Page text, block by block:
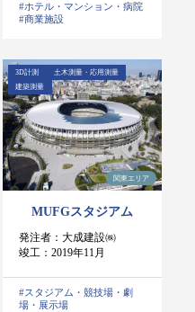
#ホテル・マンション・病院
#商業施設
MUFGスタジアム
発注者：大成建設㈱
竣工：2019年11月
3D計測
土木測量・応用測量
建築測量
#スタジアム・競技場・劇
場・展示場
関東エリア